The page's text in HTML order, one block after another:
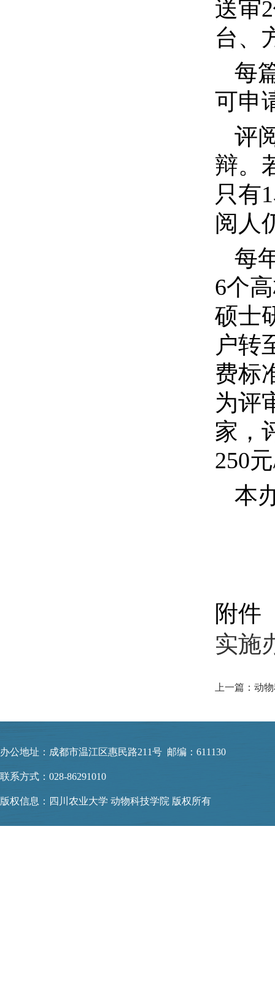
送审
台、
每
可申
评
辩。
只有
阅人
每
6个
硕士
户转
费标
为评
家，
250
本
附件
实施
办公地址：成都市温江区惠民路211号 邮编：611130
联系方式：028-86291010
版权信息：四川农业大学 动物科技学院 版权所有